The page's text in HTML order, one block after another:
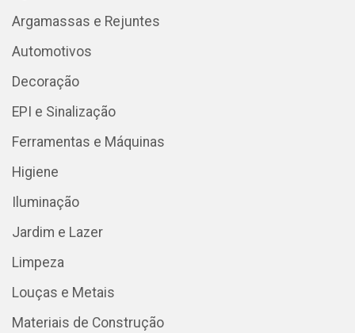
Argamassas e Rejuntes
Automotivos
Decoração
EPI e Sinalização
Ferramentas e Máquinas
Higiene
Iluminação
Jardim e Lazer
Limpeza
Louças e Metais
Materiais de Construção